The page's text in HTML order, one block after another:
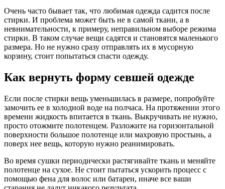
Очень часто бывает так, что любимая одежда садится после
стирки. И проблема может быть не в самой ткани, а в
невнимательности, к примеру, неправильном выборе режима
стирки. В таком случае вещи садятся и становятся маленького
размера. Но не нужно сразу отправлять их в мусорную
корзину, стоит попытаться спасти одежду.
Как вернуть форму севшей одежде
Если после стирки вещь уменьшилась в размере, попробуйте
замочить ее в холодной воде на полчаса. На протяжении этого
времени жидкость впитается в ткань. Выкручивать не нужно,
просто отожмите полотенцем. Разложите на горизонтальной
поверхности большое полотенце или махровую простынь, а
поверх нее вещь, которую нужно реанимировать.
Во время сушки периодически растягивайте ткань и меняйте
полотенце на сухое. Не стоит пытаться ускорить процесс с
помощью фена для волос или батареи, иначе все ваши